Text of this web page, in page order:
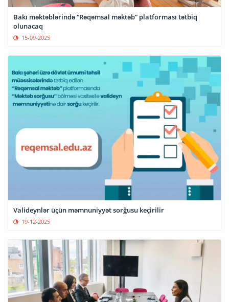
Bakı məktəblərində “Rəqəmsal məktəb” platforması tətbiq
olunacaq
15-09-2025
Valideynlər üçün məmnuniyyət sorğusu keçirilir
19-12-2025